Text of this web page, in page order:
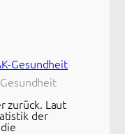
zurück. Laut
der